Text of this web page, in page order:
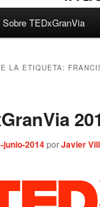
Sobre TEDxGranVia
LA ETIQUETA:
junio-2014porJavier